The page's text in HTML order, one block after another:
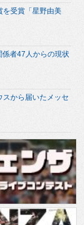
を受賞「星野由美
者47人からの現状
から届いたメッセ